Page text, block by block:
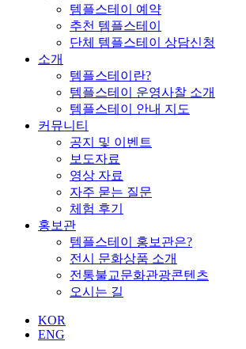
템플스테이 예약
추천 템플스테이
단체 템플스테이 상담신청
소개
템플스테이란?
템플스테이 운영사찰 소개
템플스테이 안내 지도
커뮤니티
공지 및 이벤트
보도자료
영상 자료
자주 묻는 질문
체험 후기
홍보관
템플스테이 홍보관은?
전시 문화상품 소개
전통불교문화관광콘텐츠
오시는 길
KOR
ENG